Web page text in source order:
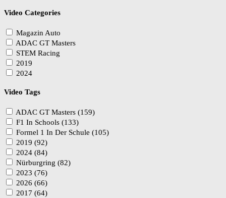
Video Categories
Magazin Auto
ADAC GT Masters
STEM Racing
2019
2024
Video Tags
ADAC GT Masters (159)
F1 In Schools (133)
Formel 1 In Der Schule (105)
2019 (92)
2024 (84)
Nürburgring (82)
2023 (76)
2026 (66)
2017 (64)